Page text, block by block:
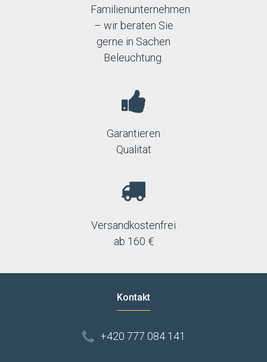
Familienunternehmen
– wir beraten Sie
gerne in Sachen
Beleuchtung.
Garantieren
Qualität
Versandkostenfrei
ab 160 €
Kontakt
+420 777 084 141